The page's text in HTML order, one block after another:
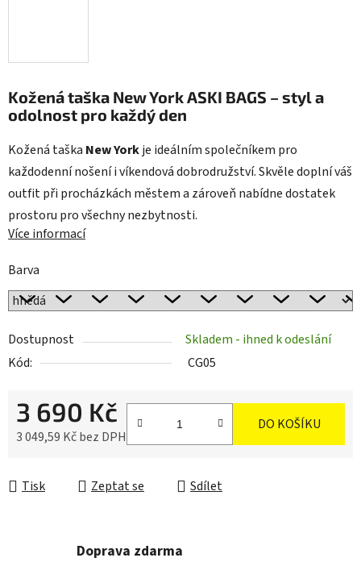
Kožená taška New York ASKI BAGS – styl a
odolnost pro každý den
Kožená taška New Yorkje ideálním společníkem pro
každodenní nošení i víkendová dobrodružství. Skvěle doplní váš
outfit při procházkách městem a zároveň nabídne dostatek
prostoru pro všechny nezbytnosti.
Více informací
Barva
Dostupnost
Skladem - ihned k odeslání
Kód:
CG05
3 690 Kč
3 049,59 Kč bez DPH
DO KOŠÍKU
Tisk Zeptat se Sdílet
Doprava zdarma